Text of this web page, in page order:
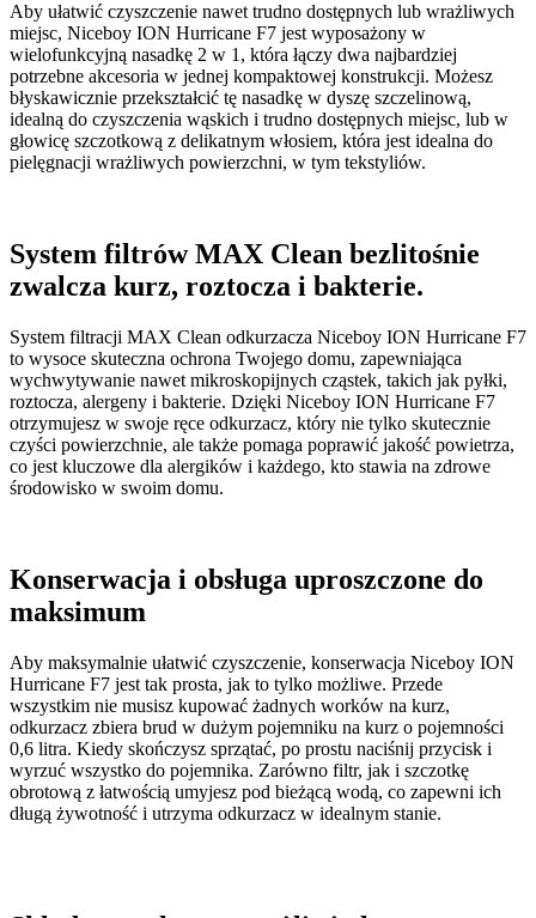
Aby ułatwić czyszczenie nawet trudno dostępnych lub wrażliwych
miejsc, Niceboy ION Hurricane F7 jest wyposażony w
wielofunkcyjną nasadkę 2 w 1, która łączy dwa najbardziej
potrzebne akcesoria w jednej kompaktowej konstrukcji. Możesz
błyskawicznie przekształcić tę nasadkę w dyszę szczelinową,
idealną do czyszczenia wąskich i trudno dostępnych miejsc, lub w
głowicę szczotkową z delikatnym włosiem, która jest idealna do
pielęgnacji wrażliwych powierzchni, w tym tekstyliów.
System filtrów MAX Clean bezlitośnie
zwalcza kurz, roztocza i bakterie.
System filtracji MAX Clean odkurzacza Niceboy ION Hurricane F7
to wysoce skuteczna ochrona Twojego domu, zapewniająca
wychwytywanie nawet mikroskopijnych cząstek, takich jak pyłki,
roztocza, alergeny i bakterie. Dzięki Niceboy ION Hurricane F7
otrzymujesz w swoje ręce odkurzacz, który nie tylko skutecznie
czyści powierzchnie, ale także pomaga poprawić jakość powietrza,
co jest kluczowe dla alergików i każdego, kto stawia na zdrowe
środowisko w swoim domu.
Konserwacja i obsługa uproszczone do
maksimum
Aby maksymalnie ułatwić czyszczenie, konserwacja Niceboy ION
Hurricane F7 jest tak prosta, jak to tylko możliwe. Przede
wszystkim nie musisz kupować żadnych worków na kurz,
odkurzacz zbiera brud w dużym pojemniku na kurz o pojemności
0,6 litra. Kiedy skończysz sprzątać, po prostu naciśnij przycisk i
wyrzuć wszystko do pojemnika. Zarówno filtr, jak i szczotkę
obrotową z łatwością umyjesz pod bieżącą wodą, co zapewni ich
długą żywotność i utrzyma odkurzacz w idealnym stanie.